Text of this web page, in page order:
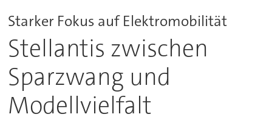
Starker Fokus auf Elektromobilität
Stellantis zwischen
Sparzwang und
Modellvielfalt